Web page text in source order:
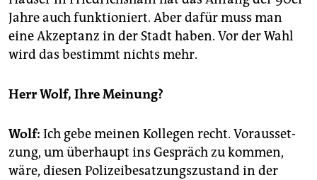
Jahre auch funk­tio­niert. Aber dafür muss man
eine Ak­zep­tanz in der Stadt haben. Vor der Wahl
wird das be­stimmt nichts mehr.
Herr Wolf, Ihre Mei­nung?
Wolf: Ich gebe mei­nen Kol­le­gen recht. Vor­aus­set­
zung, um über­haupt ins Ge­spräch zu kom­men,
wäre, die­sen Po­li­zei­be­sat­zungs­zu­stand in der